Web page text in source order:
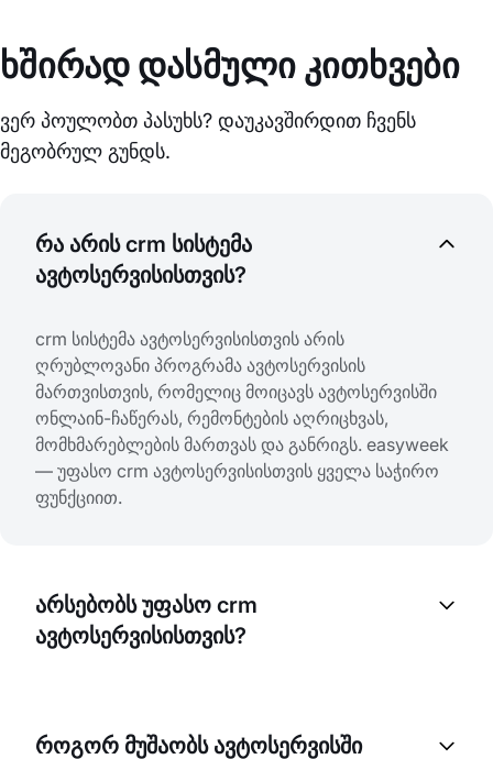
ხშირად დასმული კითხვები
ვერ პოულობთ პასუხს? დაუკავშირდით ჩვენს
მეგობრულ გუნდს.
რა არის crm სისტემა
ავტოსერვისისთვის?
crm სისტემა ავტოსერვისისთვის არის
ღრუბლოვანი პროგრამა ავტოსერვისის
მართვისთვის, რომელიც მოიცავს ავტოსერვისში
ონლაინ-ჩაწერას, რემონტების აღრიცხვას,
მომხმარებლების მართვას და განრიგს. easyweek
— უფასო crm ავტოსერვისისთვის ყველა საჭირო
ფუნქციით.
არსებობს უფასო crm
ავტოსერვისისთვის?
ღრუბლოვანი crm სისტემა ავტოსერვისისთვის
როგორ მუშაობს ავტოსერვისში